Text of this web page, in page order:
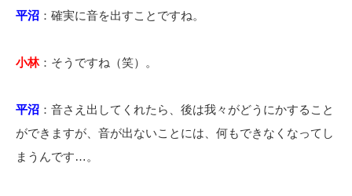
平沼 ：確実に音を出すことですね。
小林：そうですね（笑）。
平沼 ：音さえ出してくれたら、後は我々がどうにかすること
ができますが、音が出ないことには、何もできなくなってし
まうんです…。